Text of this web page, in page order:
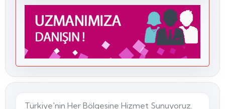
Türkiye'nin Her Bölgesine Hizmet Sunuyoruz.